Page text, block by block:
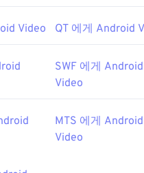
Video QT 에게 Android
SWF 에게 Android
Video
MTS 에게 Android
Video